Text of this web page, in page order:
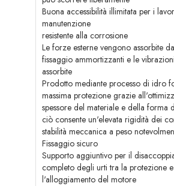
Buona accessibilità illimitata per i
manutenzione
resistente alla corrosione
Le forze esterne vengono assorbite
fissaggio ammortizzanti e le
assorbite
Prodotto mediante processo di idro
massima protezione grazie
spessore del materiale e della forma
ciò consente un'elevata rigidità dei
stabilità meccanica a peso
Fissaggio sicuro
Supporto aggiuntivo per il
completo degli urti tra la protezione e
l'alloggiamento del motore